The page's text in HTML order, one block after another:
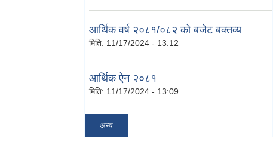
आर्थिक वर्ष २०८१/०८२ को बजेट बक्तव्य
मिति: 11/17/2024 - 13:12
आर्थिक ऐन २०८१
मिति: 11/17/2024 - 13:09
अन्य